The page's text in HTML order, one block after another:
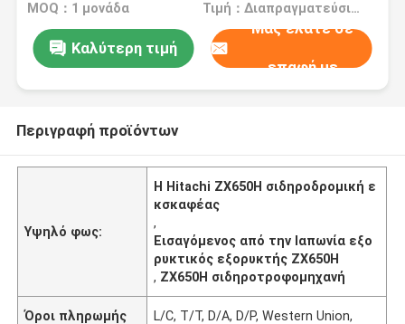
MOQ：1 μονάδα Τιμή：Διαπραγματεύσιμος
Καλύτερη τιμή
Μας ελάτε σε
επαφή με
Περιγραφή προϊόντων
Υψηλό φως:
Η Hitachi ZX650H σιδηροδρομική ε
κσκαφέας
,
Εισαγόμενος από την Ιαπωνία εξο
ρυκτικός εξορυκτής ZX650H
, ΖΧ650Η σιδηροτροφομηχανή
Όροι πληρωμής L/C, T/T, D/A, D/P, Western Union,